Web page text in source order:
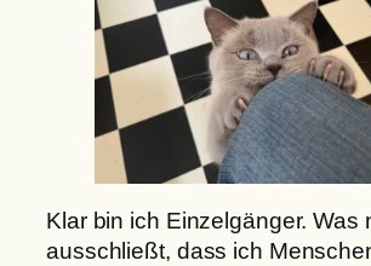
Klar bin ich Einzelgänger. Was
ausschließt, dass ich